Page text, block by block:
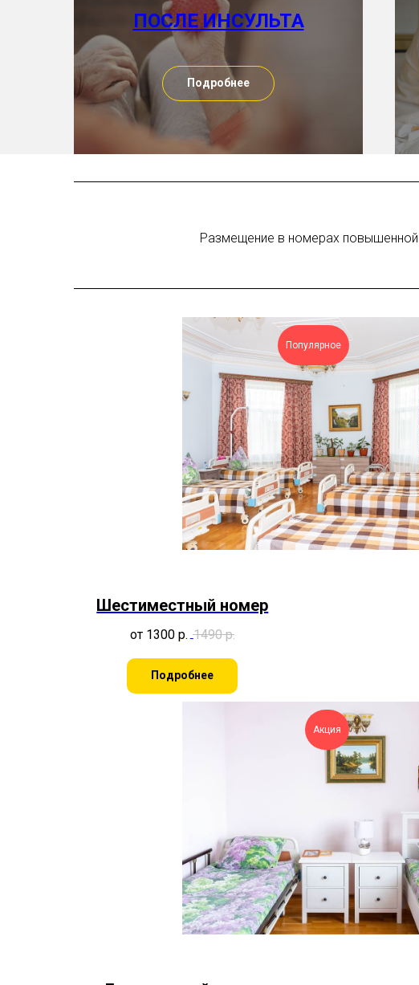
ПОСЛЕ ИНСУЛЬТА
Подробнее
Размещение в номерах повышенной
Популярное
Шестиместный номер
от 1300 р. 1490 р.
Подробнее
Акция